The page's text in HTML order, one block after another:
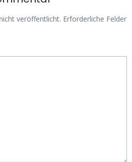
veröffentlicht. Erforderliche Felder